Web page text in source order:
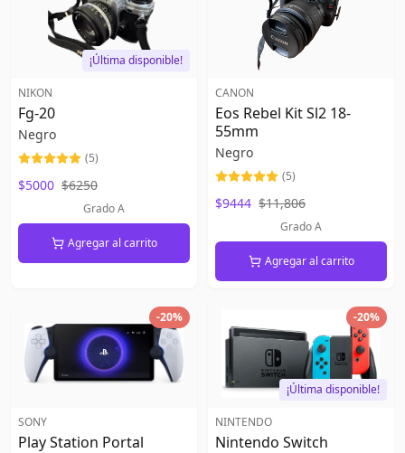
¡Última disponible!
NIKON
Fg-20
Negro
(5)
$5000 $6250
Grado A
Agregar al carrito
CANON
Eos Rebel Kit Sl2 18-
55mm
Negro
(5)
$9444 $11,806
Grado A
Agregar al carrito
-20%
SONY
Play Station Portal
-20%
¡Última disponible!
NINTENDO
Nintendo Switch